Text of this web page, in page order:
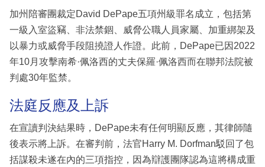
區
加州陪審團裁定David DePape五項州級罪名成立，包括第
一級入室盜竊、非法禁錮、威脅公職人員家屬、加重綁架及
以暴力或威脅手段阻撓證人作證。此前，DePape已因2022
年10月攻擊南希·佩洛西的丈夫保羅·佩洛西而在聯邦法院被
判處30年監禁。
法庭反應及上訴
在宣讀判決結果時，DePape未有任何明顯反應，其律師隨
後表示將上訴。在審判前，法官Harry M. Dorfman駁回了包
括謀殺未遂在內的三項指控，因為辯護團隊認為這將構成重